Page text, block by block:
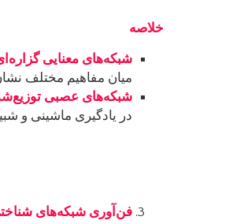
خلاصه
شبکه‌های معنایی
میان مفاهیم مختلف
شبکه‌های عصبی
در یادگیری ماشینی و
فن‌آوری شبکه‌های